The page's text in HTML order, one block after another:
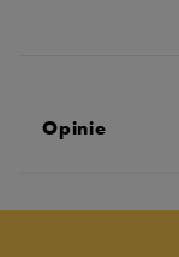
Opinie